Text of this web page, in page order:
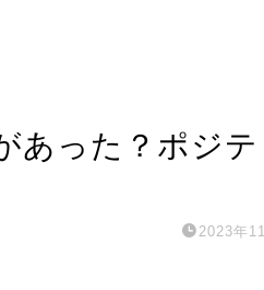
あった？ポジ
2023年